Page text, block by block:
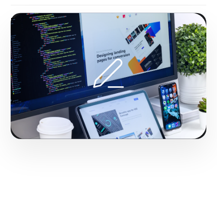
Fase 2:Trabajando junto a ti, bocetaje,
vectorización y propuestas visuales de Diseño
Gráfico Publicitario y Piezas Gráficas. Todo ello
orientado al crecimiento de tu empresa en Bayamón.
Iniciar proyecto